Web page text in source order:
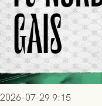
2026-07-29 9:15